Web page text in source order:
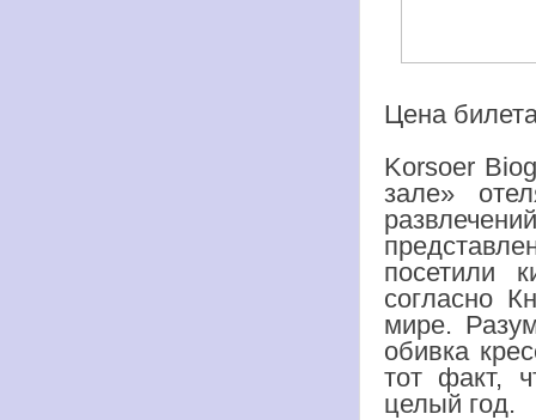
Цена
Korsoеr
зале»
посетили
согласно
мире.
обивка
тот факт,
целый год.